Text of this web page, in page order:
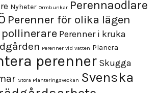
Nyheter Ormbunkar Perennaodlare
Perenner för olika lägen
Perenner i kruka
Perenner vid vatten Planera
perenner Skugga
Stora Planteringsveckan Svenska